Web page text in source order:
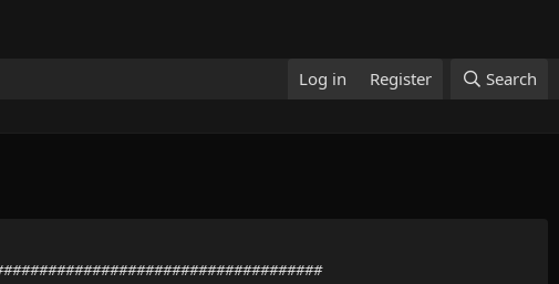
Log in Register Search